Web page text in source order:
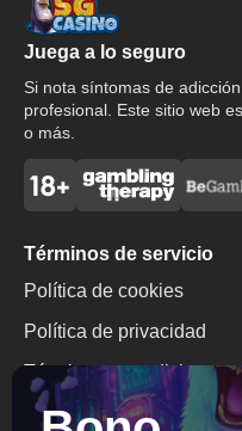
Juega a lo seguro
Si nota síntomas de
profesional. Este sitio web
o más.
Términos de servicio
Política de cookies
Política de privacidad
Términos y condiciones
Juego responsable